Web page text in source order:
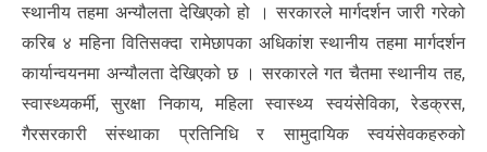
स्थानीय तहमा अन्यौलता देखिएको हो । सरकारले मार्गदर्शन जारी गरेको
करिब ४ महिना वितिसक्दा रामेछापका अधिकांश स्थानीय तहमा मार्गदर्शन
कार्यान्वयनमा अन्यौलता देखिएको छ । सरकारले गत चैतमा स्थानीय तह,
स्वास्थ्यकर्मी, सुरक्षा निकाय, महिला स्वास्थ्य स्वयंसेविका, रेडक्रस,
गैरसरकारी संस्थाका प्रतिनिधि र सामुदायिक स्वयंसेवकहरुको